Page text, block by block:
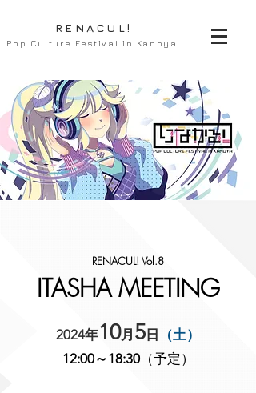
RENACUL!
Pop Culture Festival in Kanoya
RENACUL! Vol.8
ITASHAMEETING
2024年10月 5 日
（土）
12:00～18:30（予定）